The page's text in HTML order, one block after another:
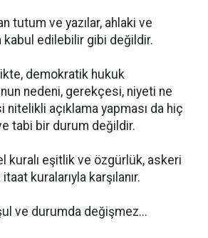
tutum ve yazılar, ahlaki ve
kabul edilebilir gibi değildir.
demokratik hukuk
nedeni, gerekçesi, niyeti ne
açıklama yapması da hiç
tabi bir durum değildir.
kuralı eşitlik ve özgürlük, askeri
kuralarıyla karşılanır.
ve durumda değişmez...